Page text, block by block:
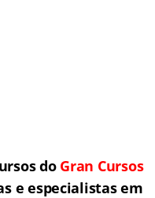
do Gran Cursos
e especialistas em